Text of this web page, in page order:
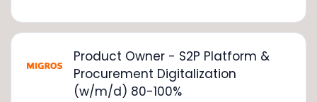
Product Owner - S2P Platform &
Procurement Digitalization
(w/m/d) 80-100%